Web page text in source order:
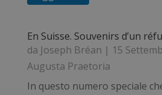
En Suisse. Souvenirs d’un
da Joseph Bréan | 15
Augusta Praetoria
In questo numero speciale